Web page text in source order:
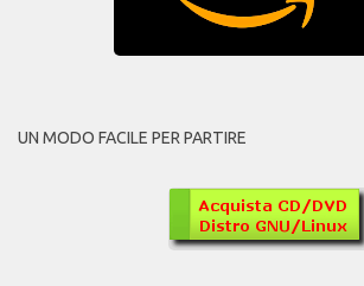
UN MODO FACILE PER PARTIRE